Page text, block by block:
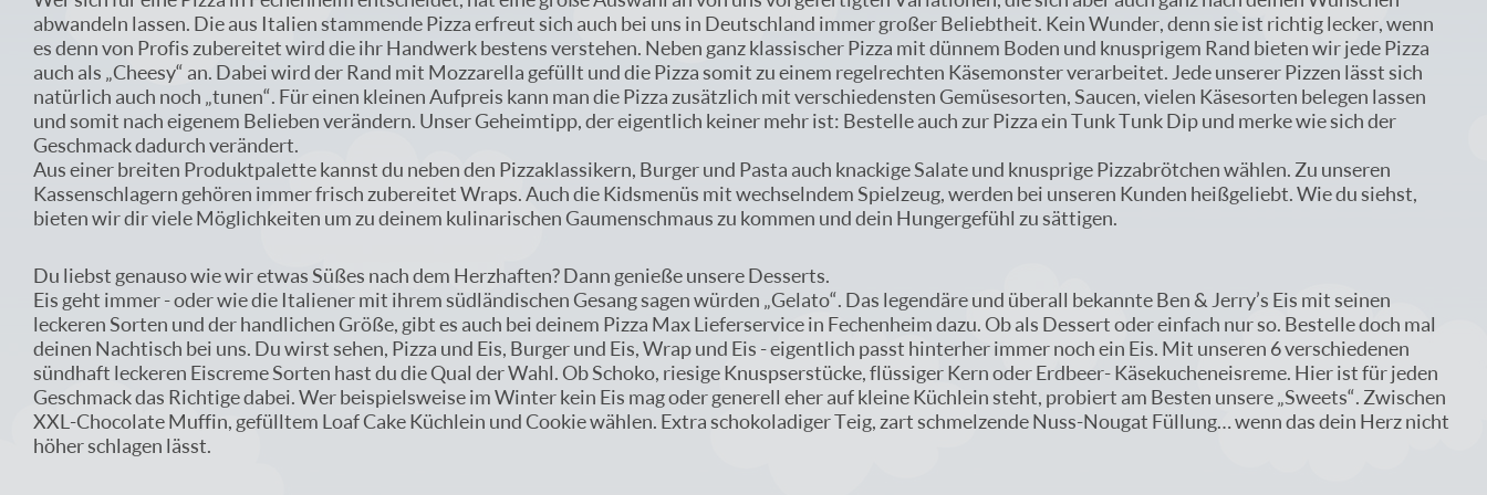
abwandeln lassen. Die aus Italien stammende Pizza erfreut sich auch bei uns in Deutschland immer großer Beliebtheit. Kein Wunder, denn sie ist richtig lecker, wenn
es denn von Profis zubereitet wird die ihr Handwerk bestens verstehen. Neben ganz klassischer Pizza mit dünnem Boden und knusprigem Rand bieten wir jede Pizza
auch als „Cheesy“ an. Dabei wird der Rand mit Mozzarella gefüllt und die Pizza somit zu einem regelrechten Käsemonster verarbeitet. Jede unserer Pizzen lässt sich
natürlich auch noch „tunen“. Für einen kleinen Aufpreis kann man die Pizza zusätzlich mit verschiedensten Gemüsesorten, Saucen, vielen Käsesorten belegen lassen
und somit nach eigenem Belieben verändern. Unser Geheimtipp, der eigentlich keiner mehr ist: Bestelle auch zur Pizza ein Tunk Tunk Dip und merke wie sich der
Geschmack dadurch verändert.
Aus einer breiten Produktpalette kannst du neben den Pizzaklassikern, Burger und Pasta auch knackige Salate und knusprige Pizzabrötchen wählen. Zu unseren
Kassenschlagern gehören immer frisch zubereitet Wraps. Auch die Kidsmenüs mit wechselndem Spielzeug, werden bei unseren Kunden heißgeliebt. Wie du siehst,
bieten wir dir viele Möglichkeiten um zu deinem kulinarischen Gaumenschmaus zu kommen und dein Hungergefühl zu sättigen.
Du liebst genauso wie wir etwas Süßes nach dem Herzhaften? Dann genieße unsere Desserts.
Eis geht immer - oder wie die Italiener mit ihrem südländischen Gesang sagen würden „Gelato“. Das legendäre und überall bekannte Ben & Jerry’s Eis mit seinen
leckeren Sorten und der handlichen Größe, gibt es auch bei deinem Pizza Max Lieferservice in Fechenheim dazu. Ob als Dessert oder einfach nur so. Bestelle doch mal
deinen Nachtisch bei uns. Du wirst sehen, Pizza und Eis, Burger und Eis, Wrap und Eis - eigentlich passt hinterher immer noch ein Eis. Mit unseren 6 verschiedenen
sündhaft leckeren Eiscreme Sorten hast du die Qual der Wahl. Ob Schoko, riesige Knuspserstücke, flüssiger Kern oder Erdbeer- Käsekucheneisreme. Hier ist für jeden
Geschmack das Richtige dabei. Wer beispielsweise im Winter kein Eis mag oder generell eher auf kleine Küchlein steht, probiert am Besten unsere „Sweets“. Zwischen
XXL-Chocolate Muffin, gefülltem Loaf Cake Küchlein und Cookie wählen. Extra schokoladiger Teig, zart schmelzende Nuss-Nougat Füllung… wenn das dein Herz nicht
höher schlagen lässt.